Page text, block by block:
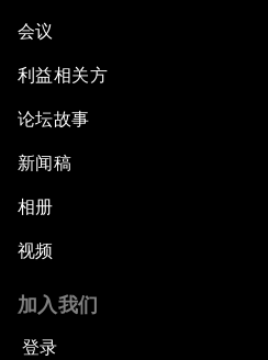
会议
利益相关方
论坛故事
新闻稿
相册
视频
加入我们
登录